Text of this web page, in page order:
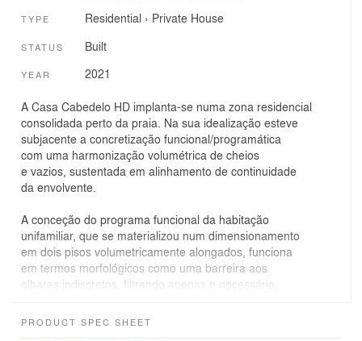
TYPE Residential › Private House
STATUS Built
YEAR 2021
A Casa Cabedelo HD implanta-se numa zona residencial
consolidada perto da praia. Na sua idealização esteve
subjacente a concretização funcional/programática
com uma harmonização volumétrica de cheios
e vazios, sustentada em alinhamento de continuidade
da envolvente.
A conceção do programa funcional da habitação
unifamiliar, que se materializou num dimensionamento
em dois pisos volumetricamente alongados, funciona
em termos morfológicos como uma barreira aos
olhares indiscretos, filtrando apenas o necessário.
articulação funcional, abre-se para o exterior de forma
PRODUCT SPEC SHEET